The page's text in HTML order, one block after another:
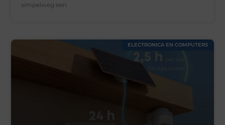
simpelweg een
ELECTRONICA EN COMPUTERS